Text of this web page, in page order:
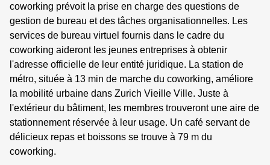
coworking prévoit la prise en charge des questions de
gestion de bureau et des tâches organisationnelles. Les
services de bureau virtuel fournis dans le cadre du
coworking aideront les jeunes entreprises à obtenir
l'adresse officielle de leur entité juridique. La station de
métro, située à 13 min de marche du coworking, améliore
la mobilité urbaine dans Zurich Vieille Ville. Juste à
l'extérieur du bâtiment, les membres trouveront une aire de
stationnement réservée à leur usage. Un café servant de
délicieux repas et boissons se trouve à 79 m du
coworking.